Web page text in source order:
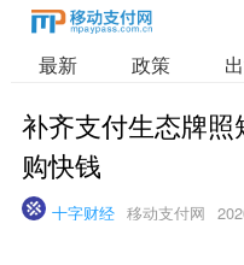
最新 政策
补齐支付生态牌
购快钱
十字财经 移动支付网